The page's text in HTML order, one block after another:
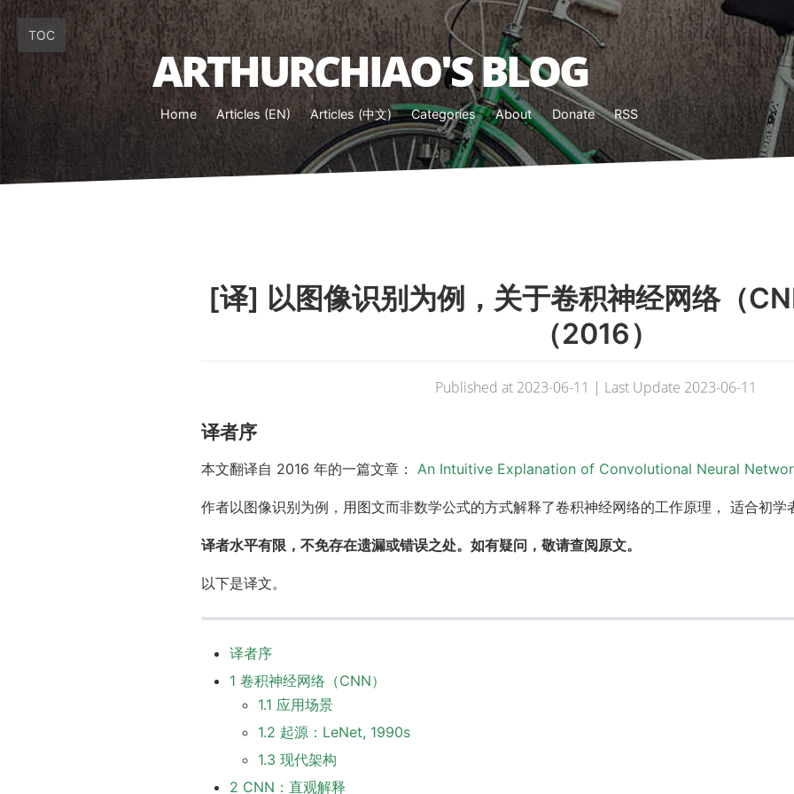
ARTHURCHIAO'S BLOG
Home Articles (EN) Articles (中文) Categories About Donate RSS
TOC
[译] 以图像识别为例，关于卷积神经网络（
（2016）
Published at 2023-06-11 | Last Update 2023-06-11
译者序
本文翻译自 2016 年的一篇文章： An Intuitive Explanation of Convolutional Neural
作者以图像识别为例，用图文而非数学公式的方式解释了卷积神经网络的工作原理， 适合初学
译者水平有限，不免存在遗漏或错误之处。如有疑问，敬请查阅原文。
以下是译文。
译者序
1 卷积神经网络（CNN）
1.1 应用场景
1.2 起源：LeNet, 1990s
1.3 现代架构
2 CNN：直观解释